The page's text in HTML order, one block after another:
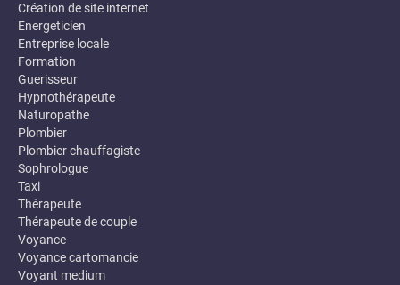
Création de site internet
Energeticien
Entreprise locale
Formation
Guerisseur
Hypnothérapeute
Naturopathe
Plombier
Plombier chauffagiste
Sophrologue
Taxi
Thérapeute
Thérapeute de couple
Voyance
Voyance cartomancie
Voyant medium